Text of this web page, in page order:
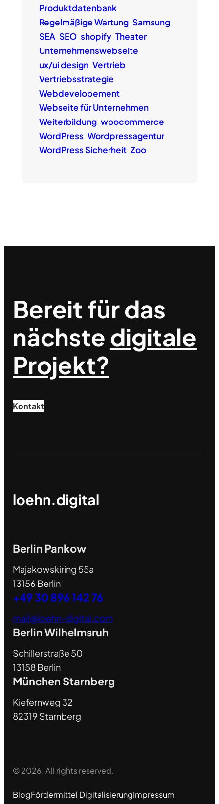
Produktdatenbank
Regelmäßige Wartung Samsung
SEA SEO shopify Theater
Unternehmenswebseite
ux/ui design Vertrieb
Vertriebsstrategie
Webdevelopement
Webseite für Unternehmen
Weiterbildung woocommerce
WordPress Wordpressagentur
WordPress Sicherheit Zoo
Bereit für das
nächstedigitale
Projekt?
Kontakt
loehn.digital
Berlin Pankow
Majakowskiring 55a
13156 Berlin
+49 30 896 142 76
mail@loehn-digital.com
Berlin Wilhelmsruh
Schillerstraße 50
13158 Berlin
München Starnberg
Kiefernweg 32
82319 Starnberg
© 2026. All rights reserved.
BlogFördermittel DigitalisierungImpressum